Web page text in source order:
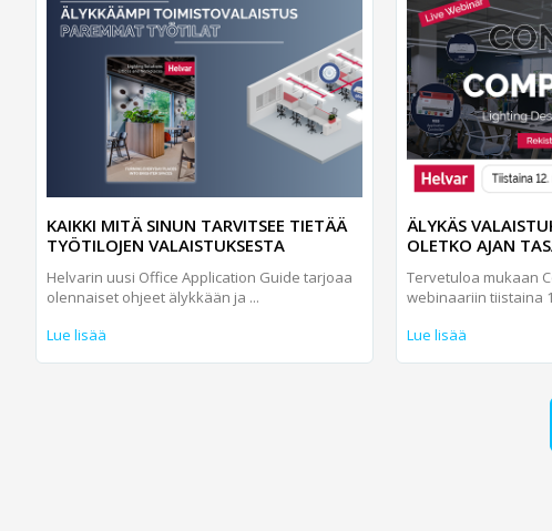
KAIKKI MITÄ SINUN TARVITSEE TIETÄÄ
TYÖTILOJEN VALAISTUKSESTA
Helvarin uusi Office Application Guide tarjoaa
olennaiset ohjeet älykkään ja ...
Lue lisää
ÄLYKÄS
OLETKO AJAN
Tervetuloa mukaan
webinaariin tiistaina
Lue lisää